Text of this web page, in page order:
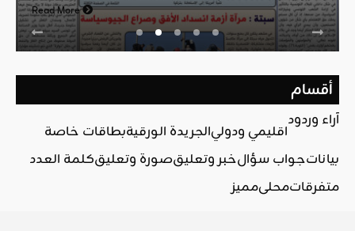
Read More
أقسام
آراء وردود
اقليمي ودوليالجريدة الورقيةبطاقات خاصة
بياناتجواب سؤالخبر وتعليقصورة وتعليقكلمة العدد
متفرقاتمحليمميز